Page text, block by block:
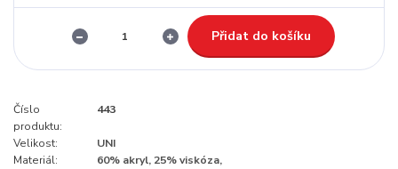
Přidat do košíku
Číslo
produktu:
443
Velikost:
UNI
Materiál:
60% akryl, 25% viskóza,